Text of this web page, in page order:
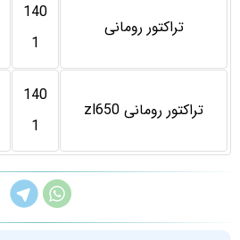
تراکتور رومانی
140
1
تراکتور رومانی zl650
140
1